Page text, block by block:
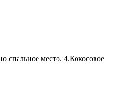
спальное место. 4.Кокосовое